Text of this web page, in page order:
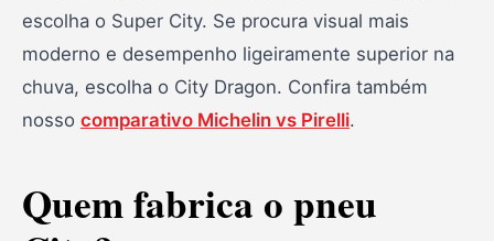
escolha o Super City. Se procura visual mais
moderno e desempenho ligeiramente superior na
chuva, escolha o City Dragon. Confira também
nosso comparativo Michelin vs Pirelli.
Quem fabrica o pneu